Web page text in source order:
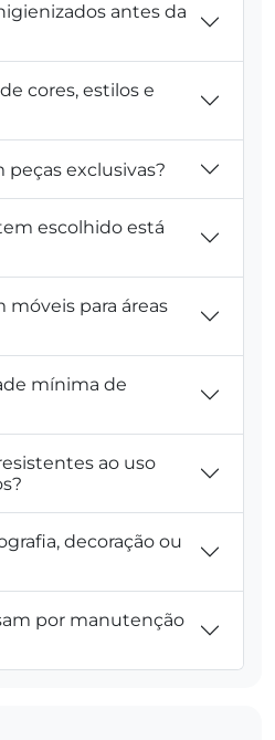
antes da
cores, estilos e
peças exclusivas?
escolhido está
móveis para áreas
mínima de
ao uso
decoração ou
por manutenção